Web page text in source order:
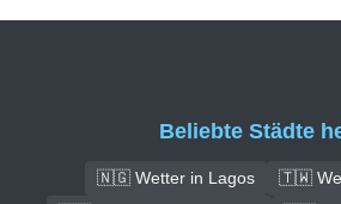
Beliebte Städte
🇳🇬 Wetter in Lagos
🇹🇼